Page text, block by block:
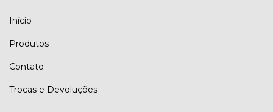
Início
Produtos
Contato
Trocas e Devoluções